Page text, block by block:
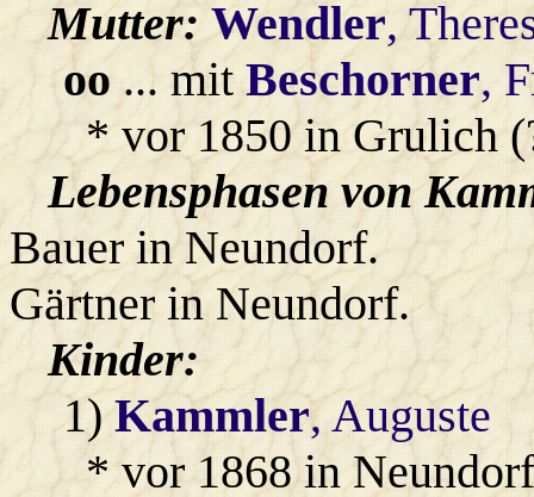
Mutter: Wendler,
oo ... mitBeschorner,
* vor 1850 in Grulich
Lebensphasen von
Bauer in Neundorf.
Gärtner in Neundorf.
Kinder:
1)Kammler, Auguste
* vor 1868 in